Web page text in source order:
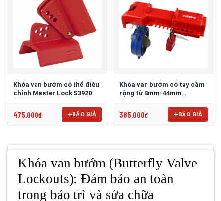
Khóa van bướm có thể điều
chỉnh Master Lock S3920
475.000đ BÁO GIÁ
Khóa van bướm có tay cầm
rộng từ 8mm-44mm
385.000đ BÁO GIÁ
Khóa van bướm (Butterfly Valve
Lockouts): Đảm bảo an toàn
trong bảo trì và sửa chữa